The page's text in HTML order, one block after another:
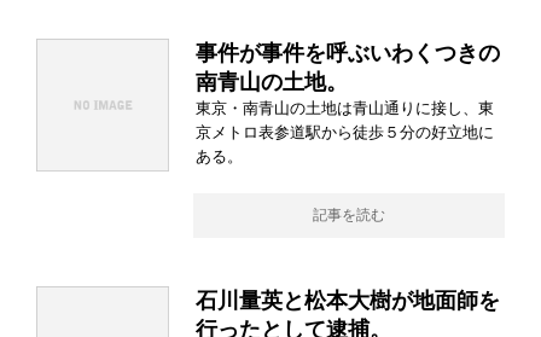
事件が事件を呼ぶいわくつきの
南青山の土地。
東京・南青山の土地は青山通りに接し、東
京メトロ表参道駅から徒歩５分の好立地に
ある。
記事を読む
石川量英と松本大樹が地面師を
行ったとして逮捕。